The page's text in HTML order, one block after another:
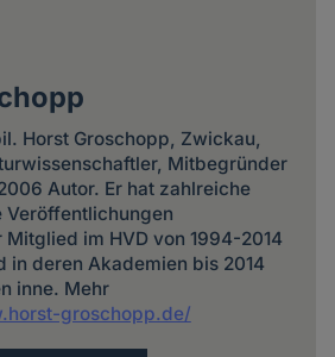
Horst Groschopp, Zwickau,
Mitbegründer
Autor. Er hat zahlreiche
im HVD von 1994-2014
in deren Akademien bis 2014
inne. Mehr
groschopp.de/